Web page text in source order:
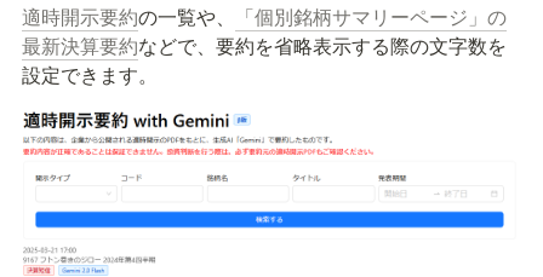
適時開示要約の一覧や、
「個別銘柄サマリーページ」の
最新決算要約などで、要約を省略表示する際の文字数を
設定できます。